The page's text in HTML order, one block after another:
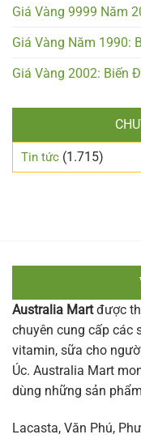
Giá Vàng 9999 Năm
Giá Vàng Năm 1990:
Giá Vàng 2002: Biến
Tin tức (1.715)
Australia Martđược
chuyên cung cấp các
vitamin, sữa cho
Úc. Australia Mart
dùng những sản
Lacasta, Văn Phú,